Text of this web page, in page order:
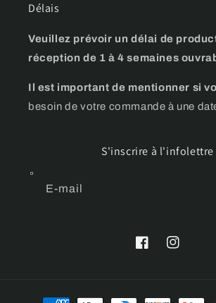
Délais
Veuillez prévoir un délai de
réception de 1 à 4 semaines
Il est important de mentionner si
besoin de votre commande à une
S'inscrire à l'infolettre
E-mail
FacebookInstagram
Moyens